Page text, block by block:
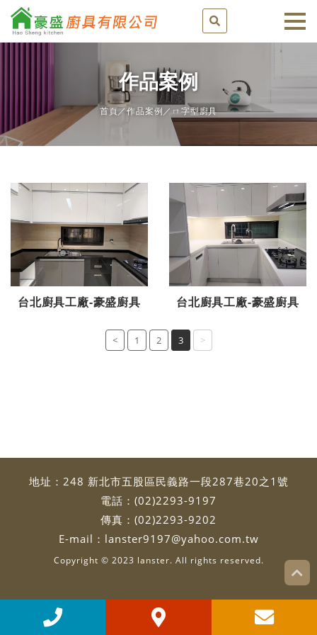
作品案例
首頁／作品案例／ㄇ字型廚具
台北廚具工廠-豪盛廚具 台北廚具工廠-豪盛廚具
< 1 2 3 >
地址： 248 新北市五股區民義路一段287巷20之1號
電話： (02)2293-9197
傳真：(02)2293-9202
E-mail： lanster9197@yahoo.com.tw
Copyright © 2023 lanster. All rights reserved.